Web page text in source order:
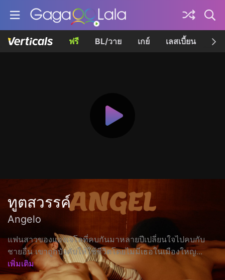
ฟรี BL/วาย เกย์ เลสเบี้ยน เค
ทูตสวรรค์
Angelo
แฟนสาวของแองเจโลที่คบกันมาหลายปีเปลี่ยนใจไปคบกับ
ชายอื่น เขาถูกบังคับให้ใช้ชีวิตโดยไม่มีเธอในเมืองใหญ...
เพิ่มเติม